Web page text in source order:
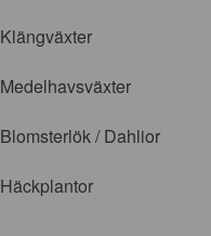
Klängväxter
Medelhavsväxter
Blomsterlök / Dahlior
Häckplantor